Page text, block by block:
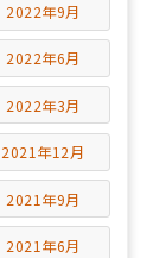
2022年9月
2022年6月
2022年3月
2021年12月
2021年9月
2021年6月